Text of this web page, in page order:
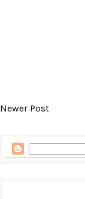
Newer Post